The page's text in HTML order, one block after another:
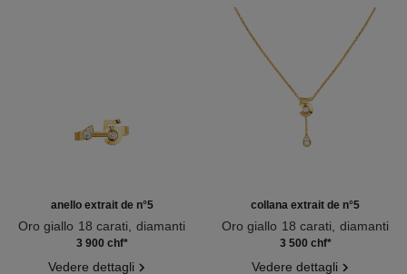
anello extrait de n°5
Oro giallo 18 carati, diamanti
Ref. J129053 900 chf*
Vedere dettagli
collana extrait de n°5
Oro giallo 18 carati, diamanti
Ref. J129043 500 chf*
Vedere dettagli